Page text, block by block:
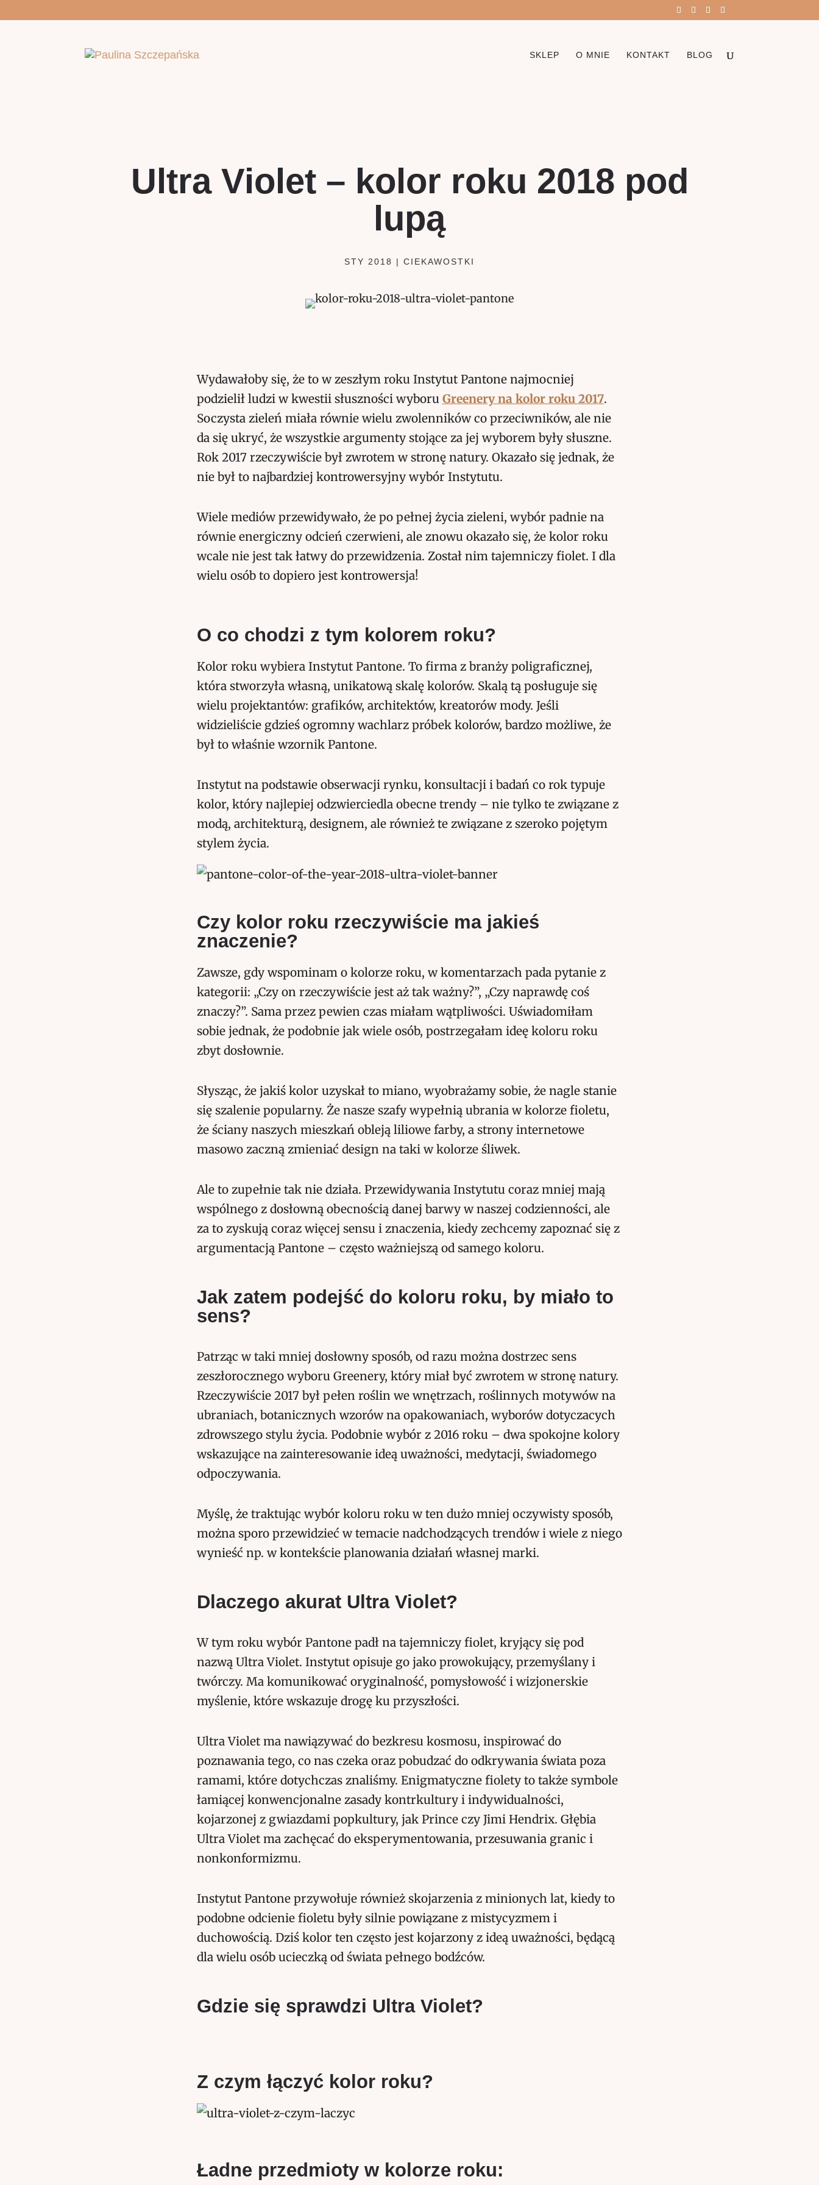
SKLEP O MNIE KONTAKT BLOG
Ultra Violet – kolor roku 2018 pod
lupą
STY 2018 | CIEKAWOSTKI
Wydawałoby się, że to w zeszłym roku Instytut Pantone najmocniej
podzielił ludzi w kwestii słuszności wyboru Greenery na kolor roku 2017.
Soczysta zieleń miała równie wielu zwolenników co przeciwników, ale nie
da się ukryć, że wszystkie argumenty stojące za jej wyborem były słuszne.
Rok 2017 rzeczywiście był zwrotem w stronę natury. Okazało się jednak, że
nie był to najbardziej kontrowersyjny wybór Instytutu.
Wiele mediów przewidywało, że po pełnej życia zieleni, wybór padnie na
równie energiczny odcień czerwieni, ale znowu okazało się, że kolor roku
wcale nie jest tak łatwy do przewidzenia. Został nim tajemniczy fiolet. I dla
wielu osób to dopiero jest kontrowersja!
O co chodzi z tym kolorem roku?
Kolor roku wybiera Instytut Pantone. To firma z branży poligraficznej,
która stworzyła własną, unikatową skalę kolorów. Skalą tą posługuje się
wielu projektantów: grafików, architektów, kreatorów mody. Jeśli
widzieliście gdzieś ogromny wachlarz próbek kolorów, bardzo możliwe, że
był to właśnie wzornik Pantone.
Instytut na podstawie obserwacji rynku, konsultacji i badań co rok typuje
kolor, który najlepiej odzwierciedla obecne trendy – nie tylko te związane z
modą, architekturą, designem, ale również te związane z szeroko pojętym
stylem życia.
Czy kolor roku rzeczywiście ma jakieś
znaczenie?
Zawsze, gdy wspominam o kolorze roku, w komentarzach pada pytanie z
kategorii: „Czy on rzeczywiście jest aż tak ważny?”, „Czy naprawdę coś
znaczy?”. Sama przez pewien czas miałam wątpliwości. Uświadomiłam
sobie jednak, że podobnie jak wiele osób, postrzegałam ideę koloru roku
zbyt dosłownie.
Słysząc, że jakiś kolor uzyskał to miano, wyobrażamy sobie, że nagle stanie
się szalenie popularny. Że nasze szafy wypełnią ubrania w kolorze fioletu,
że ściany naszych mieszkań obleją liliowe farby, a strony internetowe
masowo zaczną zmieniać design na taki w kolorze śliwek.
Ale to zupełnie tak nie działa. Przewidywania Instytutu coraz mniej mają
wspólnego z dosłowną obecnością danej barwy w naszej codzienności, ale
za to zyskują coraz więcej sensu i znaczenia, kiedy zechcemy zapoznać się z
argumentacją Pantone – często ważniejszą od samego koloru.
Jak zatem podejść do koloru roku, by miało to
sens?
Patrząc w taki mniej dosłowny sposób, od razu można dostrzec sens
zeszłorocznego wyboru Greenery, który miał być zwrotem w stronę natury.
Rzeczywiście 2017 był pełen roślin we wnętrzach, roślinnych motywów na
ubraniach, botanicznych wzorów na opakowaniach, wyborów dotyczacych
zdrowszego stylu życia. Podobnie wybór z 2016 roku – dwa spokojne kolory
wskazujące na zainteresowanie ideą uważności, medytacji, świadomego
odpoczywania.
Myślę, że traktując wybór koloru roku w ten dużo mniej oczywisty sposób,
można sporo przewidzieć w temacie nadchodzących trendów i wiele z niego
wynieść np. w kontekście planowania działań własnej marki.
Dlaczego akurat Ultra Violet?
W tym roku wybór Pantone padł na tajemniczy fiolet, kryjący się pod
nazwą Ultra Violet. Instytut opisuje go jako prowokujący, przemyślany i
twórczy. Ma komunikować oryginalność, pomysłowość i wizjonerskie
myślenie, które wskazuje drogę ku przyszłości.
Ultra Violet ma nawiązywać do bezkresu kosmosu, inspirować do
poznawania tego, co nas czeka oraz pobudzać do odkrywania świata poza
ramami, które dotychczas znaliśmy. Enigmatyczne fiolety to także symbole
łamiącej konwencjonalne zasady kontrkultury i indywidualności,
kojarzonej z gwiazdami popkultury, jak Prince czy Jimi Hendrix. Głębia
Ultra Violet ma zachęcać do eksperymentowania, przesuwania granic i
nonkonformizmu.
Instytut Pantone przywołuje również skojarzenia z minionych lat, kiedy to
podobne odcienie fioletu były silnie powiązane z mistycyzmem i
duchowością. Dziś kolor ten często jest kojarzony z ideą uważności, będącą
dla wielu osób ucieczką od świata pełnego bodźców.
Gdzie się sprawdzi Ultra Violet?
Z czym łączyć kolor roku?
Ładne przedmioty w kolorze roku: